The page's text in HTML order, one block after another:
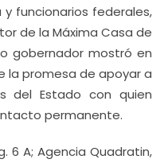
funcionarios federales,
de la Máxima Casa de
gobernador mostró en
la promesa de apoyar a
del Estado con quien
permanente.
6 A; Agencia Quadratin,